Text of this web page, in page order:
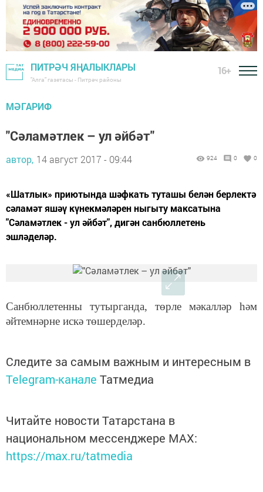
ПИТРӘЧ ЯҢАЛЫКЛАРЫ
"Алга" газетасы - Питрәч районы
16+
МӘГАРИФ
"Сәламәтлек – ул әйбәт"
автор, 14 август 2017 - 09:44 924 0 0
«Шатлык» приютында шәфкать туташы белән берлектә
сәламәт яшәү күнекмәләрен ныгыту максатына
"Сәламәтлек - ул әйбәт", дигән санбюллетень
эшләделәр.
Санбюллетенны тутырганда, төрле мәкалләр һәм
әйтемнәрне искә төшерделәр.
Следите за самым важным и интересным в
Telegram-канале Татмедиа
Читайте новости Татарстана в
национальном мессенджере MАХ:
https://max.ru/tatmedia